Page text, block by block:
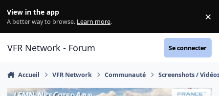
View in the app
A better way to browse. Learn more. ×
VFR Network - Forum Se connecter
Accueil VFR Network Communauté Screenshots /